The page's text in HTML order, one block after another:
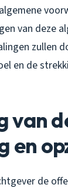
van deze
zullen
en de
van
en
de